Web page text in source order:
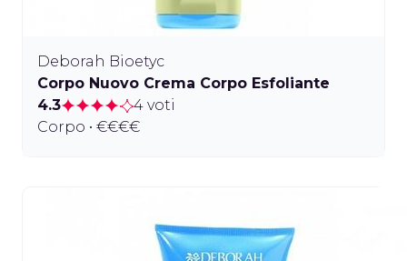
Deborah Bioetyc
Corpo Nuovo Crema Corpo Esfoliante
4.3
4 voti
Corpo • €€€€